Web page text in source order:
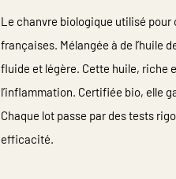
Le chanvre biologique utilisé
françaises. Mélangée à de l’huile
fluide et légère. Cette huile, riche
l’inflammation. Certifiée bio, elle
Chaque lot passe par des tests
efficacité.